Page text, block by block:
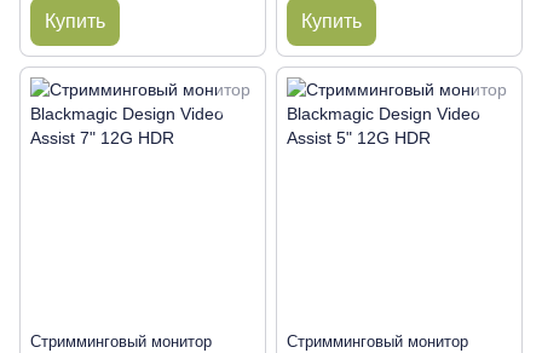
Купить Купить
Стримминговый монитор
Стримминговый монитор